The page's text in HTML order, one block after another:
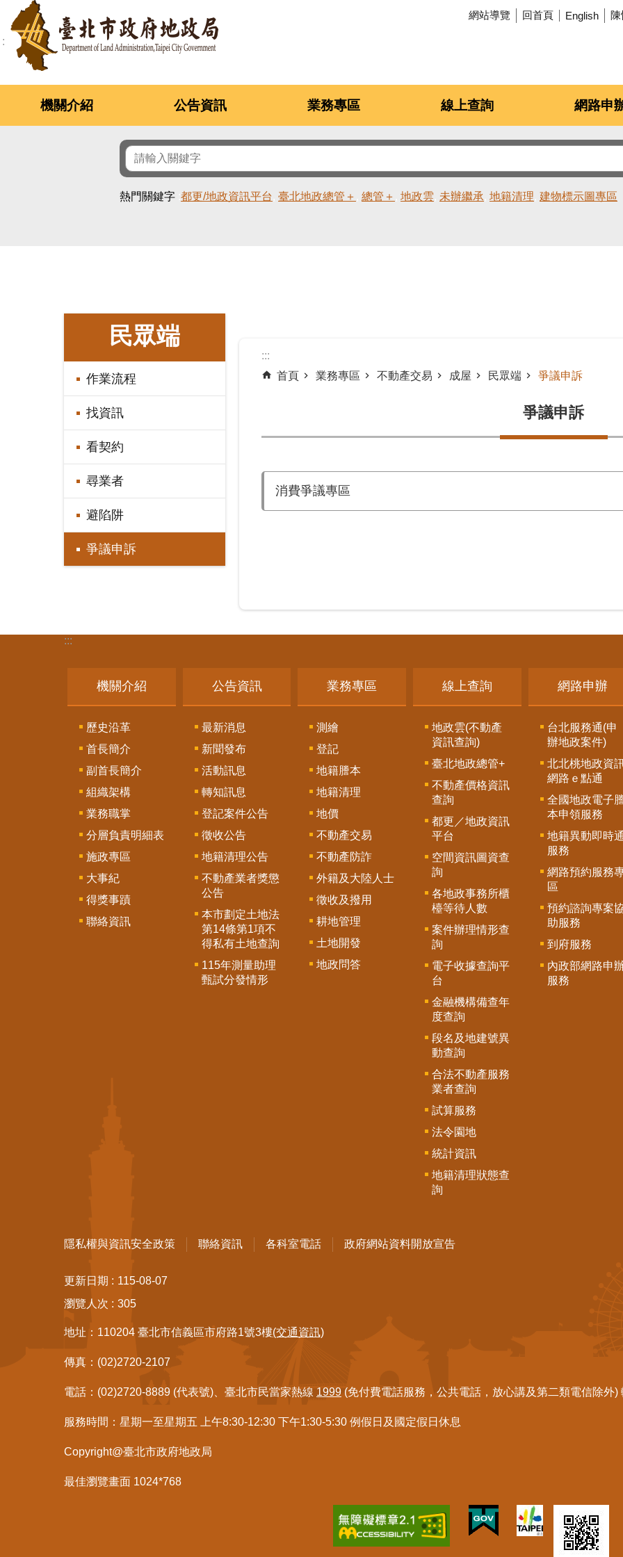
跳到主要內容區塊 網站導覽 回首頁 English
機關介紹 公告資訊 業務專區 線上查詢 網路申
熱門關鍵字 都更/地政資訊平台 臺北地政總管＋ 總管＋ 地政雲 未辦繼承 地籍清理 建物標示圖專區
民眾端
作業流程
找資訊
看契約
尋業者
避陷阱
爭議申訴
:::
首頁
業務專區 不動產交易 成屋 民眾端 爭議申訴
爭議申訴
消費爭議專區
:::
機關介紹
歷史沿革
首長簡介
副首長簡介
組織架構
業務職掌
分層負責明細表
施政專區
大事紀
得獎事蹟
聯絡資訊
公告資訊
最新消息
新聞發布
活動訊息
轉知訊息
登記案件公告
徵收公告
地籍清理公告
不動產業者獎懲
公告
本市劃定土地法
第14條第1項不
得私有土地查詢
115年測量助理
甄試分發情形
業務專區
測繪
登記
地籍謄本
地籍清理
地價
不動產交易
不動產防詐
外籍及大陸人士
徵收及撥用
耕地管理
土地開發
地政問答
線上查詢
地政雲(不動產
資訊查詢)
臺北地政總管+
不動產價格資訊
查詢
都更／地政資訊
平台
空間資訊圖資查
詢
各地政事務所櫃
檯等待人數
案件辦理情形查
詢
電子收據查詢平
台
金融機構備查年
度查詢
段名及地建號異
動查詢
合法不動產服務
業者查詢
試算服務
法令園地
統計資訊
地籍清理狀態查
詢
網路申辦
台北服務通(申
辦地政案件)
北北桃地政資
網路ｅ點通
全國地政電子
本申領服務
地籍異動即時
服務
網路預約服務
區
預約諮詢專案
助服務
到府服務
內政部網路申
服務
隱私權與資訊安全政策 聯絡資訊 各科室電話 政府網站資料開放宣告
更新日期
115-08-07
瀏覽人次
305
地址：110204 臺北市信義區市府路1號3樓(交通資訊)
傳真：(02)2720-2107
電話：(02)2720-8889 (代表號)、臺北市民當家熱線 1999 (免付費電話服務，公共電話，放心講及第二類電信除外
服務時間：星期一至星期五 上午8:30-12:30 下午1:30-5:30 例假日及國定假日休息
Copyright@臺北市政府地政局
最佳瀏覽畫面 1024*768